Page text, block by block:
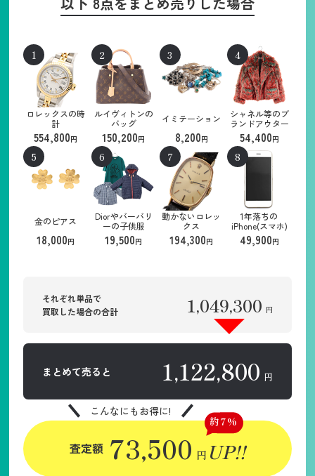
ロレックスの時
計
554,800円
ルイヴィトンの
バッグ
150,200円
イミテーション
8,200円
シャネル等のブ
ランドアウター
54,400円
金のピアス
18,000円
Diorやバーバリ
ーの子供服
19,500円
動かないロレッ
クス
194,300円
1年落ちの
iPhone(スマホ)
49,900円
それぞれ単品で
買取した場合の合計
1,049,300 円
まとめて売ると 1,122,800 円
こんなにもお得に!
査定額 73,500 円
約7%
UP!!